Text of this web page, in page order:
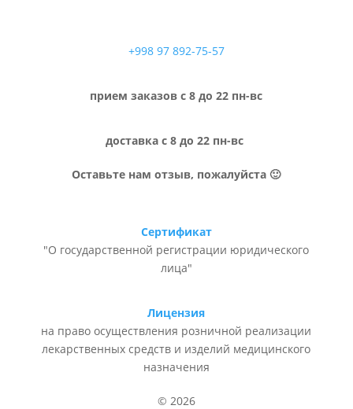
+998 97 892-75-57
прием заказов с 8 до 22 пн-вс
доставка с 8 до 22 пн-вс
Оставьте нам отзыв, пожалуйста 🙂
Сертификат
"О государственной регистрации юридического
лица"
Лицензия
на право осуществления розничной реализации
лекарственных средств и изделий медицинского
назначения
© 2026